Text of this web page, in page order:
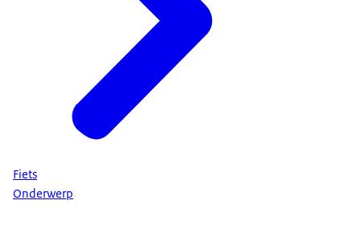
Fiets
Onderwerp